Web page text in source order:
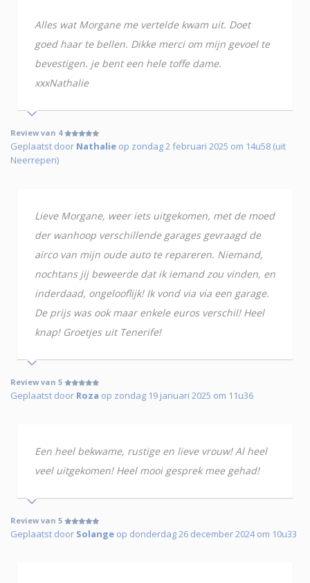
Alles wat Morgane me vertelde kwam uit. Doet
goed haar te bellen. Dikke merci om mijn gevoel te
bevestigen. je bent een hele toffe dame.
xxxNathalie
Review van 4
Geplaatst door Nathalie op zondag 2 februari 2025 om 14u58 (uit
Neerrepen)
Lieve Morgane, weer iets uitgekomen, met de moed
der wanhoop verschillende garages gevraagd de
airco van mijn oude auto te repareren. Niemand,
nochtans jij beweerde dat ik iemand zou vinden, en
inderdaad, ongelooflijk! Ik vond via via een garage.
De prijs was ook maar enkele euros verschil! Heel
knap! Groetjes uit Tenerife!
Review van 5
Geplaatst door Roza op zondag 19 januari 2025 om 11u36
Een heel bekwame, rustige en lieve vrouw! Al heel
veel uitgekomen! Heel mooi gesprek mee gehad!
Review van 5
Geplaatst door Solange op donderdag 26 december 2024 om 10u33